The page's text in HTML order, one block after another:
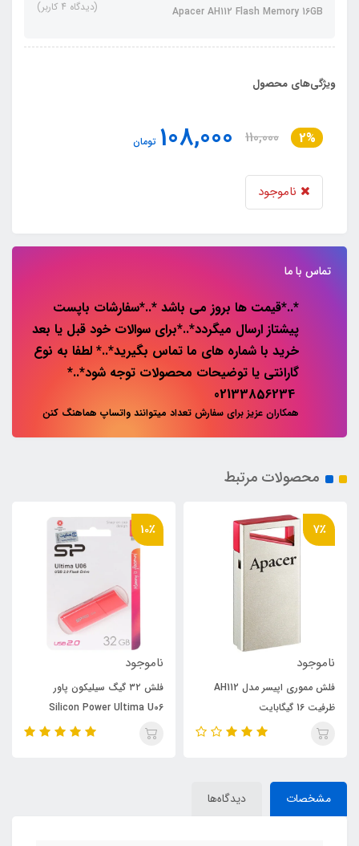
Apacer AH112 Flash Memory 16GB (دیدگاه 4 کاربر)
ویژگی‌های محصول
2%
110,000
108,000 تومان
ناموجود
تماس با ما
*..*قیمت ها بروز می باشد *..*سفارشات باپست
پیشتاز ارسال میگردد*..*برای سوالات خود قبل یا بعد
خرید با شماره های ما تماس بگیرید*..* لطفا به نوع
گارانتی یا توضیحات محصولات توجه شود*..*
همکاران عزیز برای سفارش تعداد میتوانند واتساپ هماهنگ کنن
محصولات مرتبط
7٪
ناموجود
فلش مموری اپیسر مدل AH112
ظرفیت 16 گیگابایت
10٪
ناموجود
فلش ۳۲ گیگ سیلیکون پاور
Silicon Power Ultima U06
مشخصات دیدگاه‌ها